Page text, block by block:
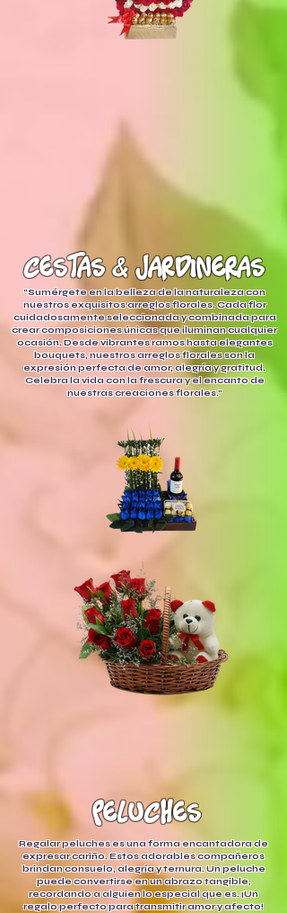
cestas&jardineras
"Sumérgete en la belleza de la naturaleza con
nuestros exquisitos arreglos florales. Cada flor
cuidadosamente seleccionada y combinada para
crear composiciones únicas que iluminan cualquier
ocasión. Desde vibrantes ramos hasta elegantes
bouquets, nuestros arreglos florales son la
expresión perfecta de amor, alegría y gratitud.
Celebra la vida con la frescura y el encanto de
nuestras creaciones florales."
peluches
Regalar peluches es una forma encantadora de
expresar cariño. Estos adorables compañeros
brindan consuelo, alegría y ternura. Un peluche
puede convertirse en un abrazo tangible,
recordando a alguien lo especial que es. ¡Un
regalo perfecto para transmitir amor y afecto!